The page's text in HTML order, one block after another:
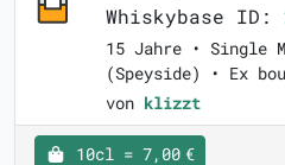
Whiskybase ID:
15 Jahre • Single
(Speyside) • Ex
von klizzt
10cl = 7,00 €